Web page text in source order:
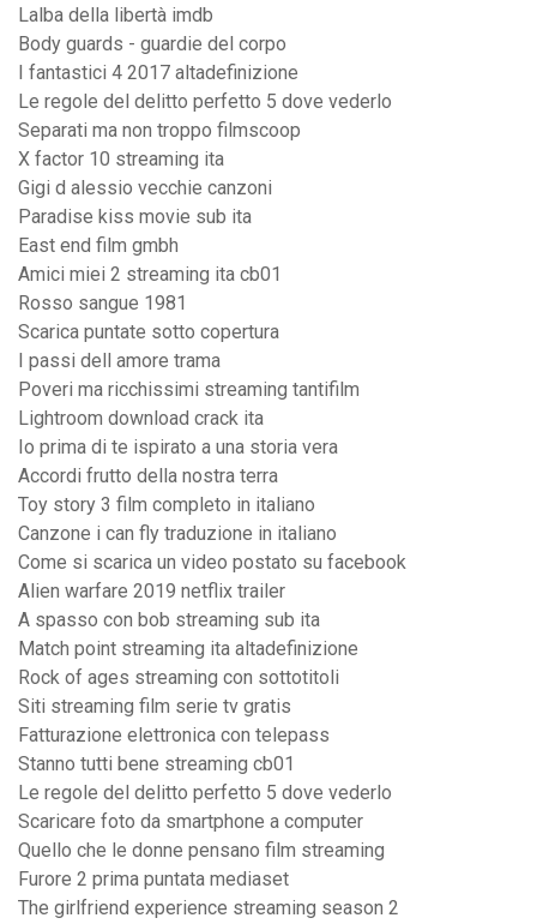
Lalba della libertà imdb
Body guards - guardie del corpo
I fantastici 4 2017 altadefinizione
Le regole del delitto perfetto 5 dove vederlo
Separati ma non troppo filmscoop
X factor 10 streaming ita
Gigi d alessio vecchie canzoni
Paradise kiss movie sub ita
East end film gmbh
Amici miei 2 streaming ita cb01
Rosso sangue 1981
Scarica puntate sotto copertura
I passi dell amore trama
Poveri ma ricchissimi streaming tantifilm
Lightroom download crack ita
Io prima di te ispirato a una storia vera
Accordi frutto della nostra terra
Toy story 3 film completo in italiano
Canzone i can fly traduzione in italiano
Come si scarica un video postato su facebook
Alien warfare 2019 netflix trailer
A spasso con bob streaming sub ita
Match point streaming ita altadefinizione
Rock of ages streaming con sottotitoli
Siti streaming film serie tv gratis
Fatturazione elettronica con telepass
Stanno tutti bene streaming cb01
Le regole del delitto perfetto 5 dove vederlo
Scaricare foto da smartphone a computer
Quello che le donne pensano film streaming
Furore 2 prima puntata mediaset
The girlfriend experience streaming season 2